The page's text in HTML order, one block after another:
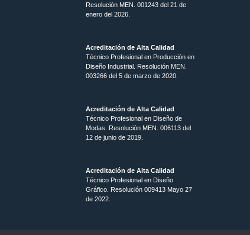
Resolución MEN.001243 del 21 de
enero del 2026.
Acreditación de Alta Calidad
Técnico Profesional en Producción en
Diseño Industrial. Resolución MEN.
003266 del 5 de marzo de 2020.
Acreditación de Alta Calidad
Técnico Profesional en Diseño de
Modas. Resolución MEN. 006113 del
12 de junio de 2019.
Acreditación de Alta Calidad
Técnico Profesional en Diseño
Gráfico. Resolución 009413 Mayo 27
de 2022.